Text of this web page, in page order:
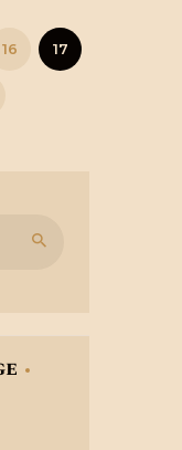
<
PAGE
16 PAGE
17